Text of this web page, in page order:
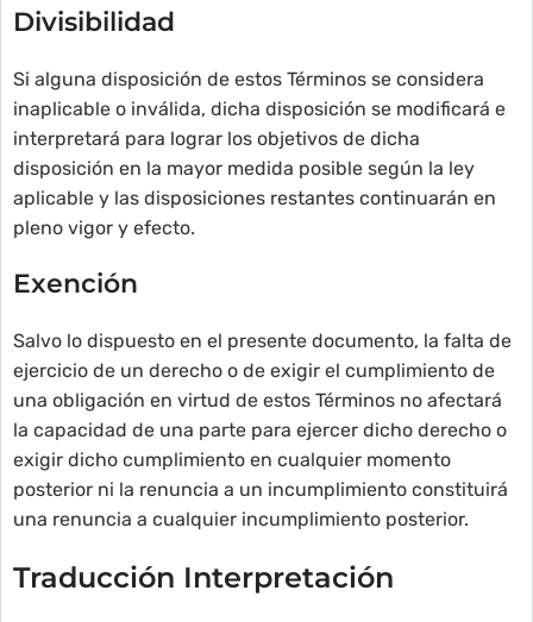
Divisibilidad
Si alguna disposición de estos Términos se considera
inaplicable o inválida, dicha disposición se modificará e
interpretará para lograr los objetivos de dicha
disposición en la mayor medida posible según la ley
aplicable y las disposiciones restantes continuarán en
pleno vigor y efecto.
Exención
Salvo lo dispuesto en el presente documento, la falta de
ejercicio de un derecho o de exigir el cumplimiento de
una obligación en virtud de estos Términos no afectará
la capacidad de una parte para ejercer dicho derecho o
exigir dicho cumplimiento en cualquier momento
posterior ni la renuncia a un incumplimiento constituirá
una renuncia a cualquier incumplimiento posterior.
Traducción Interpretación